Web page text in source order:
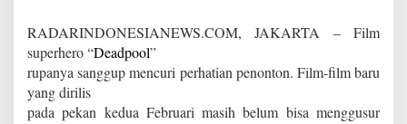
i
c
RADARINDONESIANEWS.COM, JAKARTA – Film
superhero “Deadpool”
rupanya sanggup mencuri perhatian penonton. Film-film baru
yang dirilis
pada pekan kedua Februari masih belum bisa menggusur